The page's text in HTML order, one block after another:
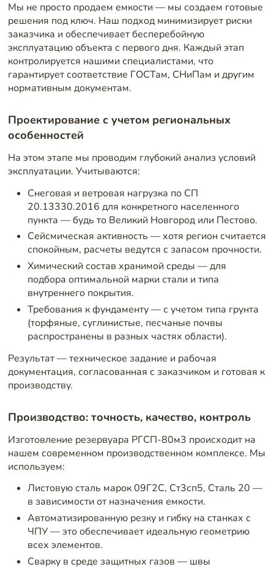
Мы не просто продаем емкости — мы создаем готовые
решения под ключ. Наш подход минимизирует риски
заказчика и обеспечивает бесперебойную
эксплуатацию объекта с первого дня. Каждый этап
контролируется нашими специалистами, что
гарантирует соответствие ГОСТам, СНиПам и другим
нормативным документам.
Проектирование с учетом региональных
особенностей
На этом этапе мы проводим глубокий анализ условий
эксплуатации. Учитываются:
Снеговая и ветровая нагрузка по СП
20.13330.2016 для конкретного населенного
пункта — будь то Великий Новгород или Пестово.
Сейсмическая активность — хотя регион считается
спокойным, расчеты ведутся с запасом прочности.
Химический состав хранимой среды — для
подбора оптимальной марки стали и типа
внутреннего покрытия.
Требования к фундаменту — с учетом типа грунта
(торфяные, суглинистые, песчаные почвы
распространены в разных частях области).
Результат — техническое задание и рабочая
документация, согласованная с заказчиком и готовая к
производству.
Производство: точность, качество, контроль
Изготовление резервуара РГСП-80м3 происходит на
нашем современном производственном комплексе. Мы
используем:
Листовую сталь марок 09Г2С, Ст3сп5, Сталь 20 —
в зависимости от назначения емкости.
Автоматизированную резку и гибку на станках с
ЧПУ — это обеспечивает идеальную геометрию
всех элементов.
Сварку в среде защитных газов — швы